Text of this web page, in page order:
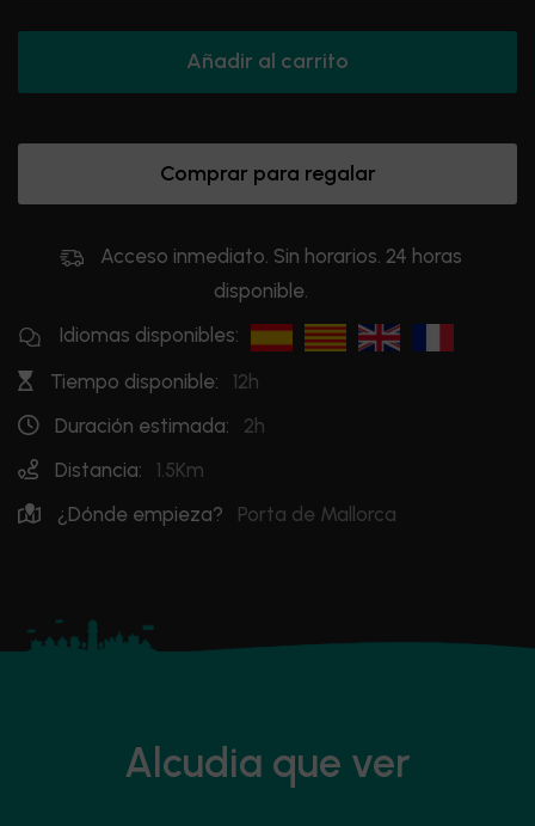
Añadir al carrito
Comprar para regalar
Acceso inmediato. Sin horarios. 24 horas
disponible.
Idiomas disponibles:
Tiempo disponible:
12h
Duración estimada:
2h
Distancia:
1.5Km
¿Dónde empieza?
Porta de Mallorca
Alcudia que ver